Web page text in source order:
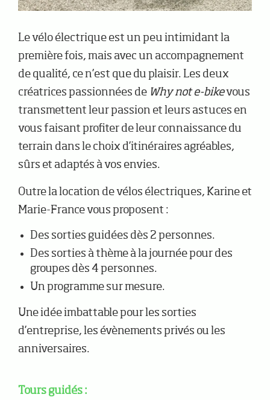
Le vélo électrique est un peu intimidant la
première fois, mais avec un accompagnement
de qualité, ce n’est que du plaisir. Les deux
créatrices passionnées de Why not e-bikevous
transmettent leur passion et leurs astuces en
vous faisant profiter de leur connaissance du
terrain dans le choix d’itinéraires agréables,
sûrs et adaptés à vos envies.
Outre la location de vélos électriques, Karine et
Marie-France vous proposent :
Des sorties guidées dès 2 personnes.
Des sorties à thème à la journée pour des
groupes dès 4 personnes.
Un programme sur mesure.
Une idée imbattable pour les sorties
d’entreprise, les évènements privés ou les
anniversaires.
Tours guidés :